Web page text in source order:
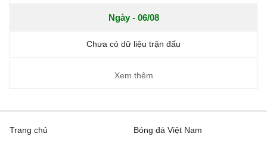
Ngày - 06/08
Chưa có dữ liệu trận đấu
Xem thêm
Trang chủ
Bóng đá Việt Nam